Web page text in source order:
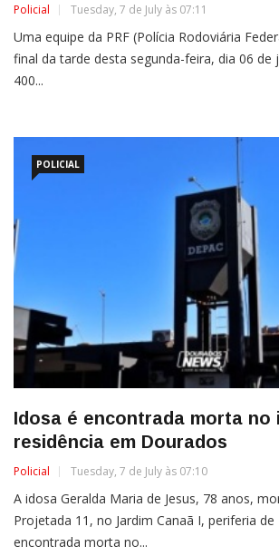
Policial Tuesday, 7 de July às 07:11
Uma equipe da PRF (Polícia Rodoviária
final da tarde desta segunda-feira, dia 06 de
400...
POLICIAL
Idosa é encontrada morta no
residência em Dourados
Policial Tuesday, 7 de July às 07:10
A idosa Geralda Maria de Jesus, 78 anos,
Projetada 11, no Jardim Canaã I, periferia
encontrada morta no...